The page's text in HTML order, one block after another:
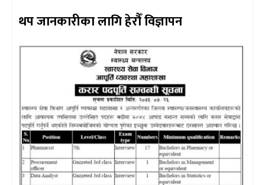
थप जानकारीका लागि हेरौँ विज्ञापन